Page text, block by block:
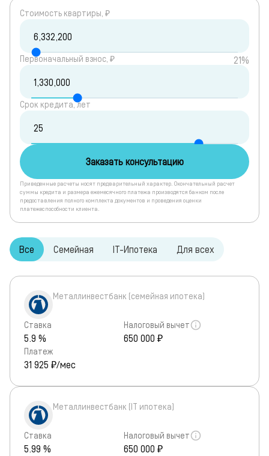
Cтоимость квартиры, ₽
Первоначальный взнос, ₽ 21%
Срок кредита, лет
Заказать консультацию
Приведенные расчеты носят предварительный характер. Окончательный расчет
суммы кредита и размера ежемесячного платежа производятся банком после
предоставления полного комплекта документов и проведения оценки
платежеспособности клиента.
Все Семейная IT-Ипотека Для всех
Металлинвестбанк (семейная ипотека)
Ставка
5.9 %
Налоговый вычет
650 000 ₽
Платеж
31 925 ₽/мес
Металлинвестбанк (IT ипотека)
Ставка
5.99 %
Налоговый вычет
650 000 ₽